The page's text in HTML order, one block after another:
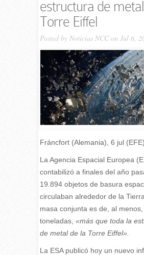
estructura de
Torre Eiffel
Posted by Noticias NCCon Jul 6,
Fráncfort (Alemania), 6 jul
L a Agencia Espacial Europea
contabilizó a finales del año
19.894 objetos de basura
circulaban alrededor de la
masa conjunta es de, al
toneladas, «más que toda la
de metal de la Torre Eiffel».
La ESA publicó hoy un nuevo